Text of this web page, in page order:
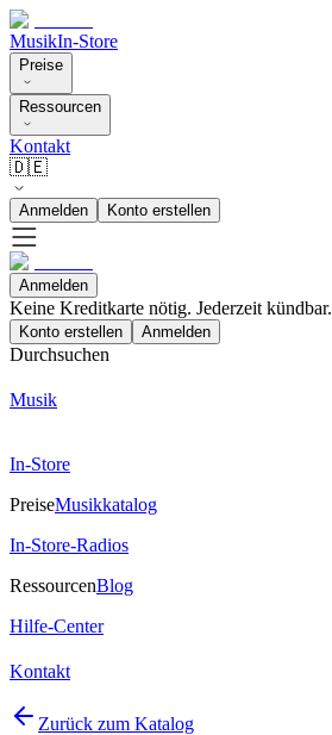
MusikIn-Store
Preise
Ressourcen
Kontakt
🇩🇪
Anmelden Konto erstellen
Anmelden
Keine Kreditkarte nötig. Jederzeit kündbar.
Konto erstellen Anmelden
Durchsuchen
Musik
In-Store
PreiseMusikkatalog
In-Store-Radios
RessourcenBlog
Hilfe-Center
Kontakt
Zurück zum Katalog